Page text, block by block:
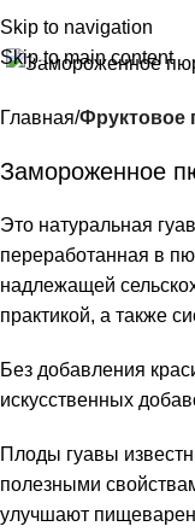
Skip to navigation
Skip to main content
Click to enlarge
Главная Фруктовое
Замороженное
Это натуральная
переработанная в
надлежащей
практикой, а также
Без добавления
искусственных
Плоды гуавы
полезными
улучшают